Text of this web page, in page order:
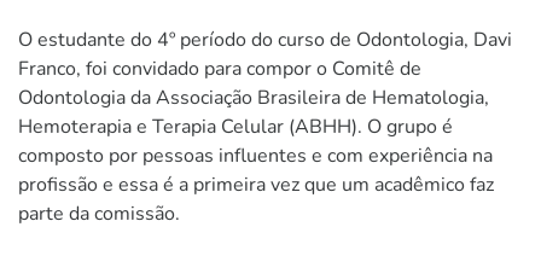
O estudante do 4º período do curso de Odontologia, Davi
Franco, foi convidado para compor o Comitê de
Odontologia da Associação Brasileira de Hematologia,
Hemoterapia e Terapia Celular (ABHH). O grupo é
composto por pessoas influentes e com experiência na
profissão e essa é a primeira vez que um acadêmico faz
parte da comissão.